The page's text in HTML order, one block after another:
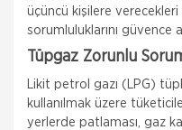
üçüncü kişilere
sorumluluklarını güvence
Tüpgaz Zorunlu
Likit petrol gazı (LPG)
kullanılmak üzere
yerlerde patlaması, gaz